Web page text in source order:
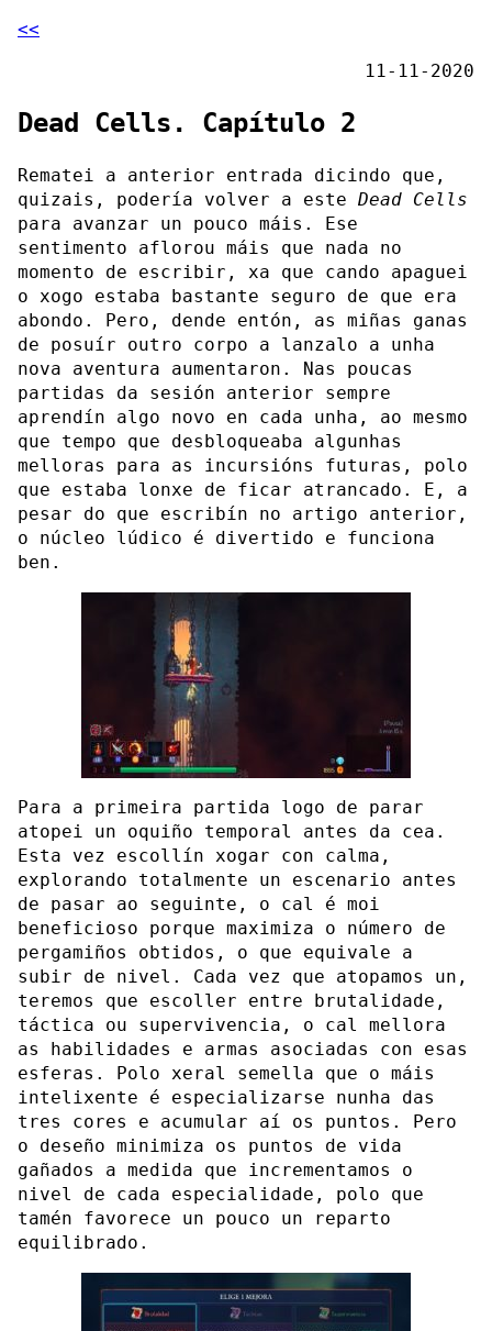
<<
11-11-2020
Dead Cells. Capítulo 2
Rematei a anterior entrada dicindo que,
quizais, podería volver a este Dead Cells
para avanzar un pouco máis. Ese
sentimento aflorou máis que nada no
momento de escribir, xa que cando apaguei
o xogo estaba bastante seguro de que era
abondo. Pero, dende entón, as miñas ganas
de posuír outro corpo a lanzalo a unha
nova aventura aumentaron. Nas poucas
partidas da sesión anterior sempre
aprendín algo novo en cada unha, ao mesmo
que tempo que desbloqueaba algunhas
melloras para as incursións futuras, polo
que estaba lonxe de ficar atrancado. E, a
pesar do que escribín no artigo anterior,
o núcleo lúdico é divertido e funciona
ben.
Para a primeira partida logo de parar
atopei un oquiño temporal antes da cea.
Esta vez escollín xogar con calma,
explorando totalmente un escenario antes
de pasar ao seguinte, o cal é moi
beneficioso porque maximiza o número de
pergamiños obtidos, o que equivale a
subir de nivel. Cada vez que atopamos un,
teremos que escoller entre brutalidade,
táctica ou supervivencia, o cal mellora
as habilidades e armas asociadas con esas
esferas. Polo xeral semella que o máis
intelixente é especializarse nunha das
tres cores e acumular aí os puntos. Pero
o deseño minimiza os puntos de vida
gañados a medida que incrementamos o
nivel de cada especialidade, polo que
tamén favorece un pouco un reparto
equilibrado.